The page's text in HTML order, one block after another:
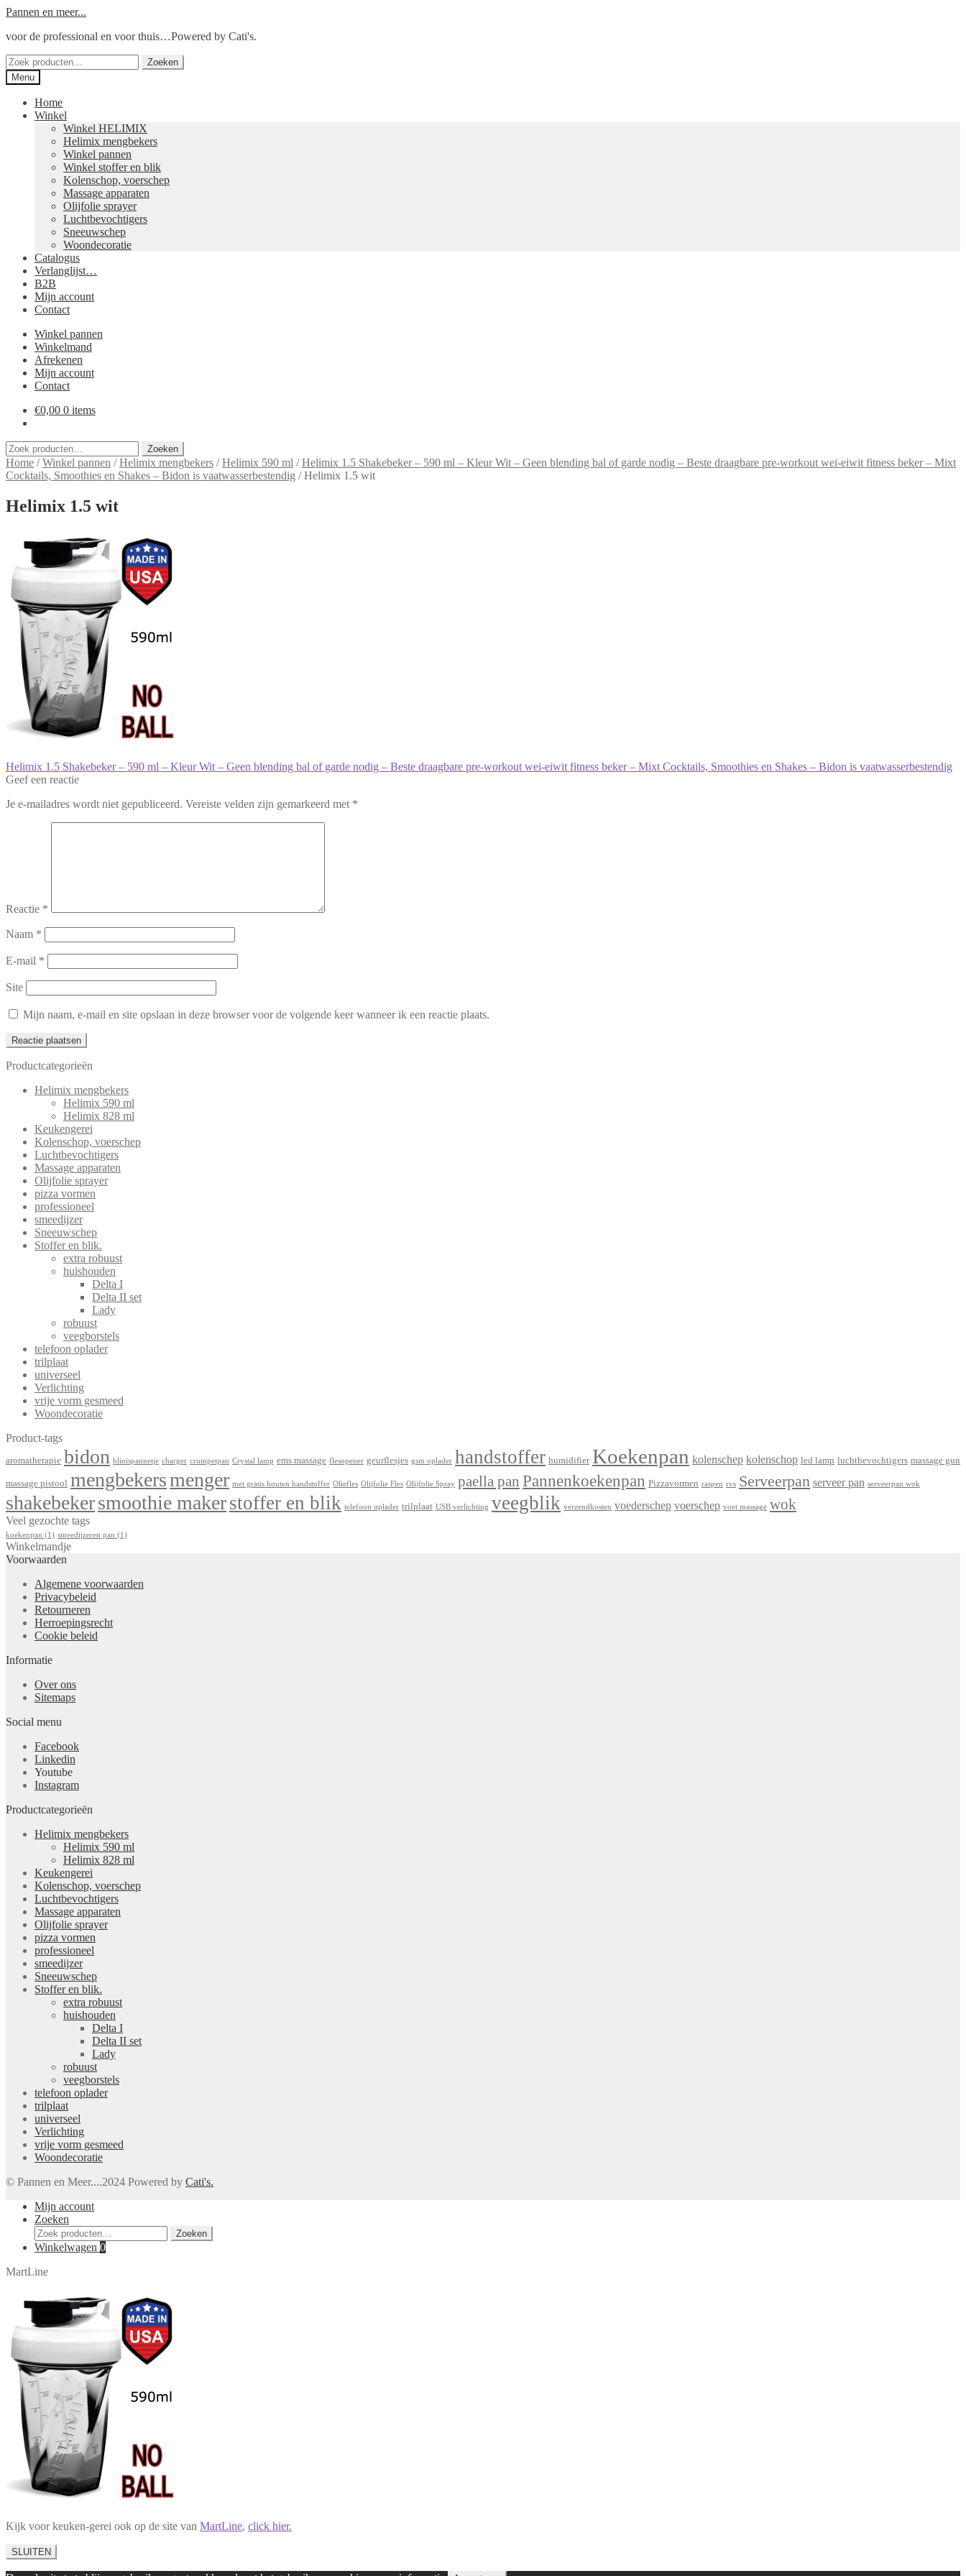
Ga
naar
Ga
de
Pannen en meer...
voor de professional en voor thuis…Powered by Cati's.
Zoeken
naar:
Zoeken
Menu
Home
Winkel
Winkel HELIMIX
Helimix mengbekers
Winkel pannen
Winkel stoffer en blik
Kolenschop, voerschep
Massage apparaten
Olijfolie sprayer
Luchtbevochtigers
Sneeuwschep
Woondecoratie
Catalogus
Verlanglijst…
B2B
Mijn account
Contact
Winkel pannen
Winkelmand
Afrekenen
Mijn account
Contact
€0,00 0 items
Zoeken
naar:
Zoeken
Home /Winkel pannen /Helimix mengbekers /Helimix 590 ml /Helimix 1.5 Shakebeker – 590 ml – Kleur Wit – Geen blending bal of garde nodig – Beste draagbare pre-workout wei-eiwit fitness beker – Mixt
Cocktails, Smoothies en Shakes – Bidon is vaatwasserbestendig /Helimix 1.5 wit
Helimix 1.5 wit
Bericht
navigatie
Vorig
bericht:
Helimix 1.5 Shakebeker – 590 ml – Kleur Wit – Geen blending bal of garde nodig – Beste draagbare pre-workout wei-eiwit fitness beker – Mixt Cocktails, Smoothies en Shakes – Bidon is vaatwasserbestendig
Geef een reactie
Je e-mailadres wordt niet gepubliceerd. Vereiste velden zijn gemarkeerd met *
Reactie *
Naam *
E-mail *
Site
Mijn naam, e-mail en site opslaan in deze browser voor de volgende keer wanneer ik een reactie plaats.
Productcategorieën
Helimix mengbekers
Helimix 590 ml
Helimix 828 ml
Keukengerei
Kolenschop, voerschep
Luchtbevochtigers
Massage apparaten
Olijfolie sprayer
pizza vormen
professioneel
smeedijzer
Sneeuwschep
Stoffer en blik.
extra robuust
huishouden
Delta I
Delta II set
Lady
robuust
veegborstels
telefoon oplader
trilplaat
universeel
Verlichting
vrije vorm gesmeed
Woondecoratie
Product-tags
aromatherapie bidon blinispannetje charger crumpetpan Crystal lamp ems massage flesopener geurflesjes gsm oplader handstoffer humidifier Koekenpan kolenschep kolenschop led lamp luchtbevochtigers massage gun
massage pistool mengbekersmenger met gratis houten handstoffer Oliefles Olijfolie Fles Olijfolie Spray paella pan Pannenkoekenpan Pizzavormen raspen rvs Serveerpan serveer pan serveerpan wok
shakebekersmoothie makerstoffer en blik telefoon oplader trilplaat USB verlichting veegblik verzendkosten voederschep voerschep voet massage wok
Veel gezochte tags
koekenpan (1) smeedijzeren pan (1)
Winkelmandje
Voorwaarden
Algemene voorwaarden
Privacybeleid
Retourneren
Herroepingsrecht
Cookie beleid
Informatie
Over ons
Sitemaps
Social menu
Facebook
Linkedin
Youtube
Instagram
Productcategorieën
Helimix mengbekers
Helimix 590 ml
Helimix 828 ml
Keukengerei
Kolenschop, voerschep
Luchtbevochtigers
Massage apparaten
Olijfolie sprayer
pizza vormen
professioneel
smeedijzer
Sneeuwschep
Stoffer en blik.
extra robuust
huishouden
Delta I
Delta II set
Lady
robuust
veegborstels
telefoon oplader
trilplaat
universeel
Verlichting
vrije vorm gesmeed
Woondecoratie
© Pannen en Meer....2024 Powered by Cati's.
Mijn account
Zoeken
Zoeken
naar:
Zoeken
Winkelwagen 0
MartLine
Kijk voor keuken-gerei ook op de site van MartLine, click hier.
SLUITEN